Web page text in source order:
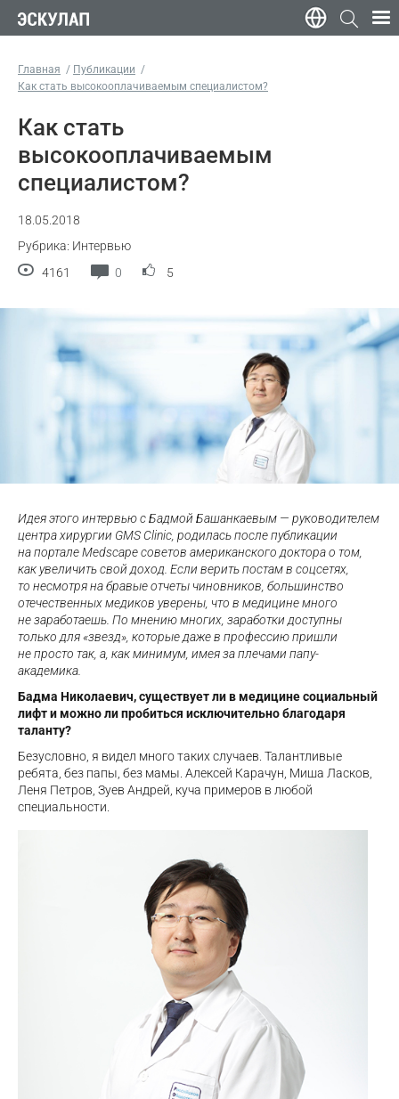
Главная
Публикации
Как стать высокооплачиваемым специалистом?
Как стать
высокооплачиваемым
специалистом?
18.05.2018
Рубрика: Интервью
4161
0 5
Идея этого интервью с Бадмой Башанкаевым — руководителем
центра хирургии GMS Clinic, родилась после публикации
на портале Medscape советов американского доктора о том,
как увеличить свой доход. Если верить постам в соцсетях,
то несмотря на бравые отчеты чиновников, большинство
отечественных медиков уверены, что в медицине много
не заработаешь. По мнению многих, заработки доступны
только для «звезд», которые даже в профессию пришли
не просто так, а, как минимум, имея за плечами папу-
академика.
Бадма Николаевич, существует ли в медицине социальный
лифт и можно ли пробиться исключительно благодаря
таланту?
Безусловно, я видел много таких случаев. Талантливые
ребята, без папы, без мамы. Алексей Карачун, Миша Ласков,
Леня Петров, Зуев Андрей, куча примеров в любой
специальности.